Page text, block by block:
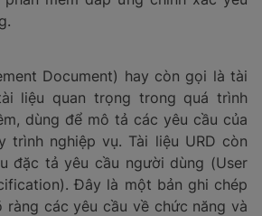
Document) hay còn gọi là tài
liệu quan trọng trong quá trình
dùng để mô tả các yêu cầu của
trình nghiệp vụ. Tài liệu URD còn
đặc tả yêu cầu người dùng (User
Đây là một bản ghi chép
ràng các yêu cầu về chức năng và